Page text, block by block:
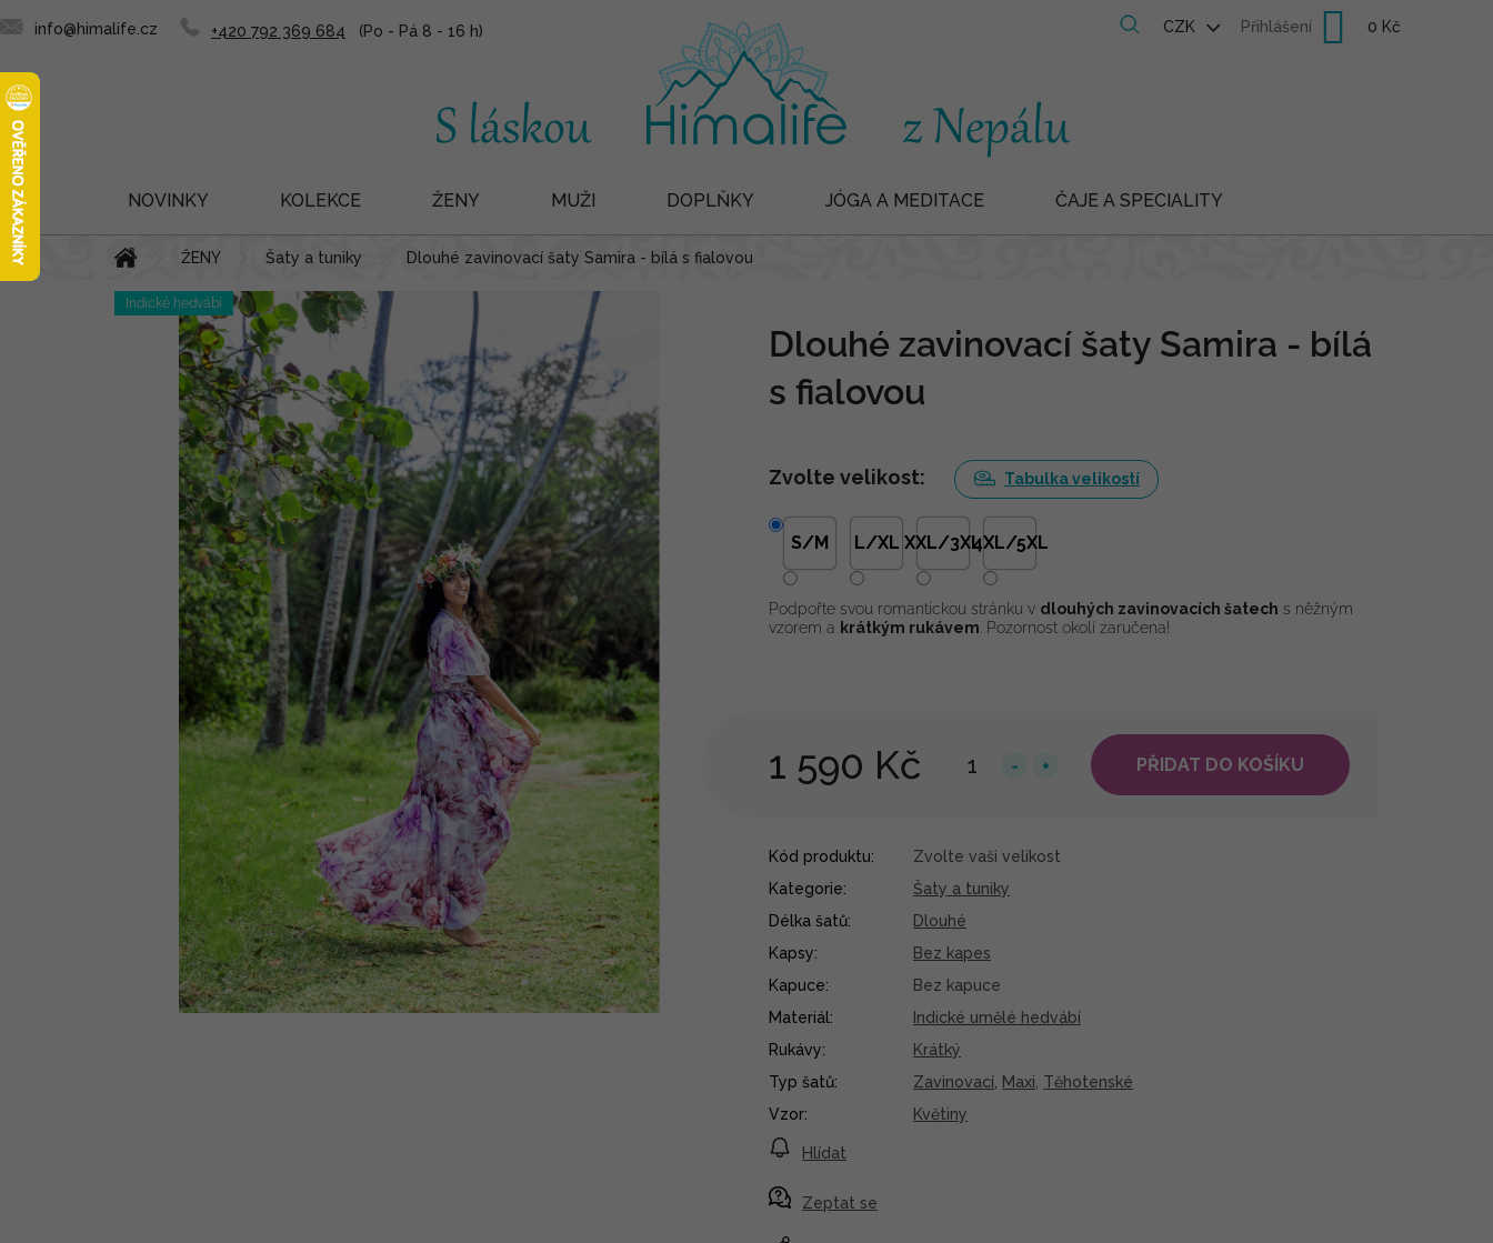
Přejít
na
obsah
+420 792 369 684
info@himalife.cz CZK Přihlášení
Nákupní
NOVINKY KOLEKCE ŽENY MUŽI DOPLŇKY JÓGA A MEDITACE ČAJE A SPECIALITY
Domů ŽENY Šaty a tuniky Dlouhé zavinovací šaty Samira - bílá s fialovou
Indické hedvábí
Dlouhé zavinovací šaty Samira - bílá
s fialovou
1 590 Kč PŘIDAT DO KOŠÍKU
Zvolte velikost: Tabulka velikostí
S/M L/XL XXL/3XL4XL/5XL
Podpořte svou romantickou stránku v dlouhých zavinovacích šatech s něžným
vzorem a krátkým rukávem . Pozornost okolí zaručena!
Zeptat se
Hlídat
Kód produktu:
Zvolte vaši velikost
Kategorie:
Šaty a tuniky
Délka šatů:
Dlouhé
Kapsy:
Bez kapes
Kapuce:
Bez kapuce
Materiál:
Indické umělé hedvábí
Rukávy:
Krátký
Typ šatů: Zavinovací Maxi Těhotenské
Vzor: Květiny